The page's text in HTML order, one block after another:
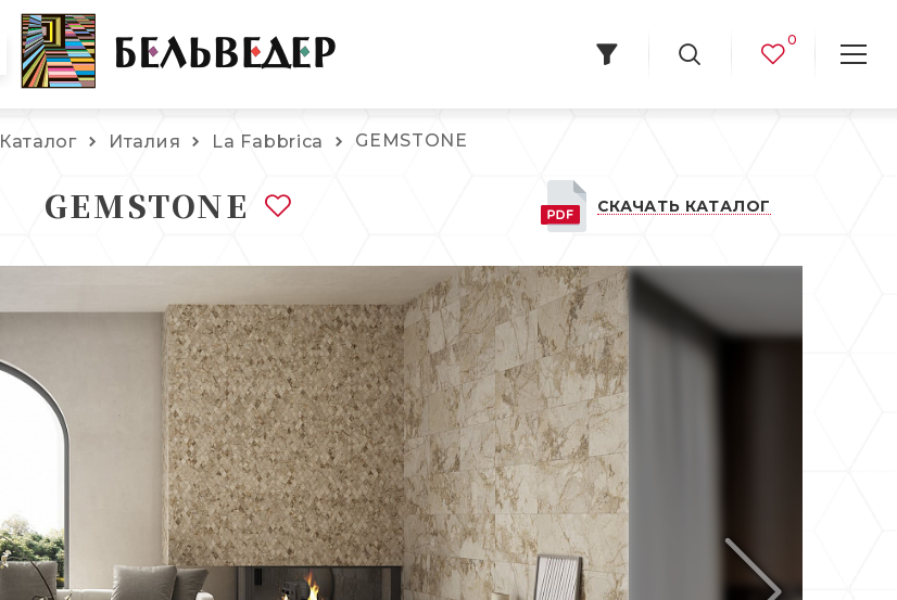
0
Каталог Италия La Fabbrica GEMSTONE
GEMSTONE СКАЧАТЬ КАТАЛОГ